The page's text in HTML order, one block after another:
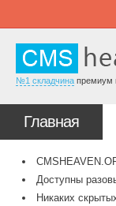
№1 складчина премиум
Главная
Доступны
Никаких